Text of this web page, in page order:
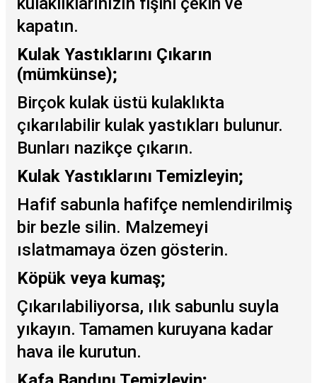
kapatın.
Kulak Yastıklarını Çıkarın
(mümkünse);
Birçok kulak üstü kulaklıkta
çıkarılabilir kulak yastıkları bulunur.
Bunları nazikçe çıkarın.
Kulak Yastıklarını Temizleyin;
Hafif sabunla hafifçe nemlendirilmiş
bir bezle silin. Malzemeyi
ıslatmamaya özen gösterin.
Köpük veya kumaş;
Çıkarılabiliyorsa, ılık sabunlu suyla
yıkayın. Tamamen kuruyana kadar
hava ile kurutun.